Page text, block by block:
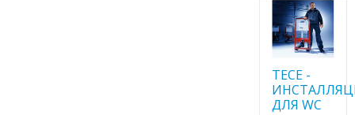
TECE -
ДЛЯ WC